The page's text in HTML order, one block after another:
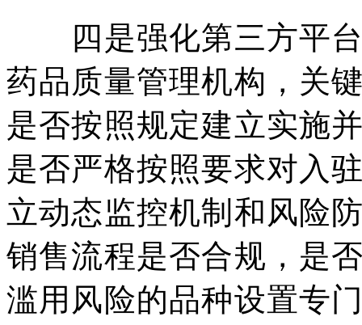
四是强化第三方平台
药品质量管理机构，关
是否按照规定建立实施
是否严格按照要求对入
立动态监控机制和风险
销售流程是否合规，是
滥用风险的品种设置专